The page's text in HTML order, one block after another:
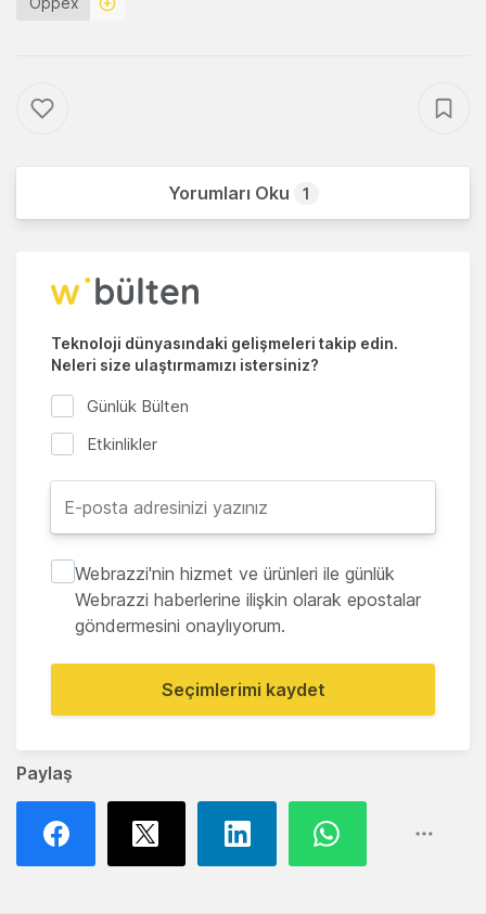
Paylaş
Yorumları Oku 1
Teknoloji dünyasındaki gelişmeleri takip edin.
Neleri size ulaştırmamızı istersiniz?
Günlük Bülten
Etkinlikler
Webrazzi'nin hizmet ve ürünleri ile günlük
Webrazzi haberlerine ilişkin olarak epostalar
göndermesini onaylıyorum.
Seçimlerimi kaydet